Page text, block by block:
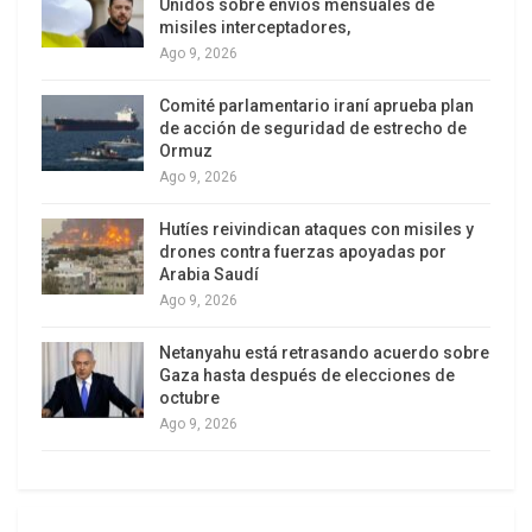
pesos para no ser pobre (sin contemplar el pago
de alquiler por una vivienda). Para no caer en la
solamente, 428.720 pesos. Mientras que el
salario mínimo vital y móvil para ese mes fue de
268.056,50 pesos para aquellos trabajadores
mensualizados que cumplen con la jornada
laboral completa, mientras que la hora trabajada
para los trabajadores jornalizados se establece
en 1.340,28 pesos.
Unidos sobre envíos mensuales de
misiles interceptadores,
Ago 9, 2026
Comité parlamentario iraní aprueba plan
de acción de seguridad de estrecho de
Ormuz
Ago 9, 2026
Hutíes reivindican ataques con misiles y
drones contra fuerzas apoyadas por
Arabia Saudí
Ago 9, 2026
Netanyahu está retrasando acuerdo sobre
Gaza hasta después de elecciones de
octubre
Ago 9, 2026